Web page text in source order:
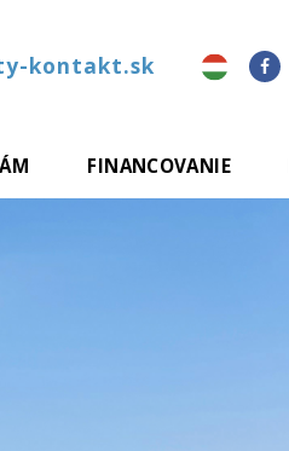
kontakt.sk
FINANCOVANIE